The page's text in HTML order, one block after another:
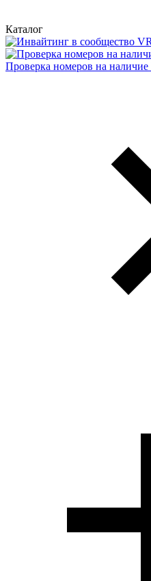
Каталог
Проверка номеров на наличие